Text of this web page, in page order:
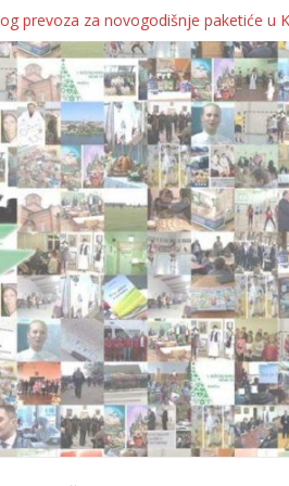
prevoza za novogodišnje paketiće u
KOLICA ZA 76 BEBA SA TERITORIJE
oborila rekord zatvorenih firmi!
telo
pa kukaju o „egzilu“